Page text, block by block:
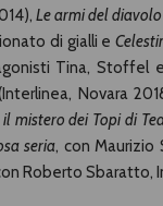
Le armi del diavolo
di gialli e
Tina, Stoffel
Novara
mistero dei Topi di
seria, con Maurizio
Roberto Sbaratto,